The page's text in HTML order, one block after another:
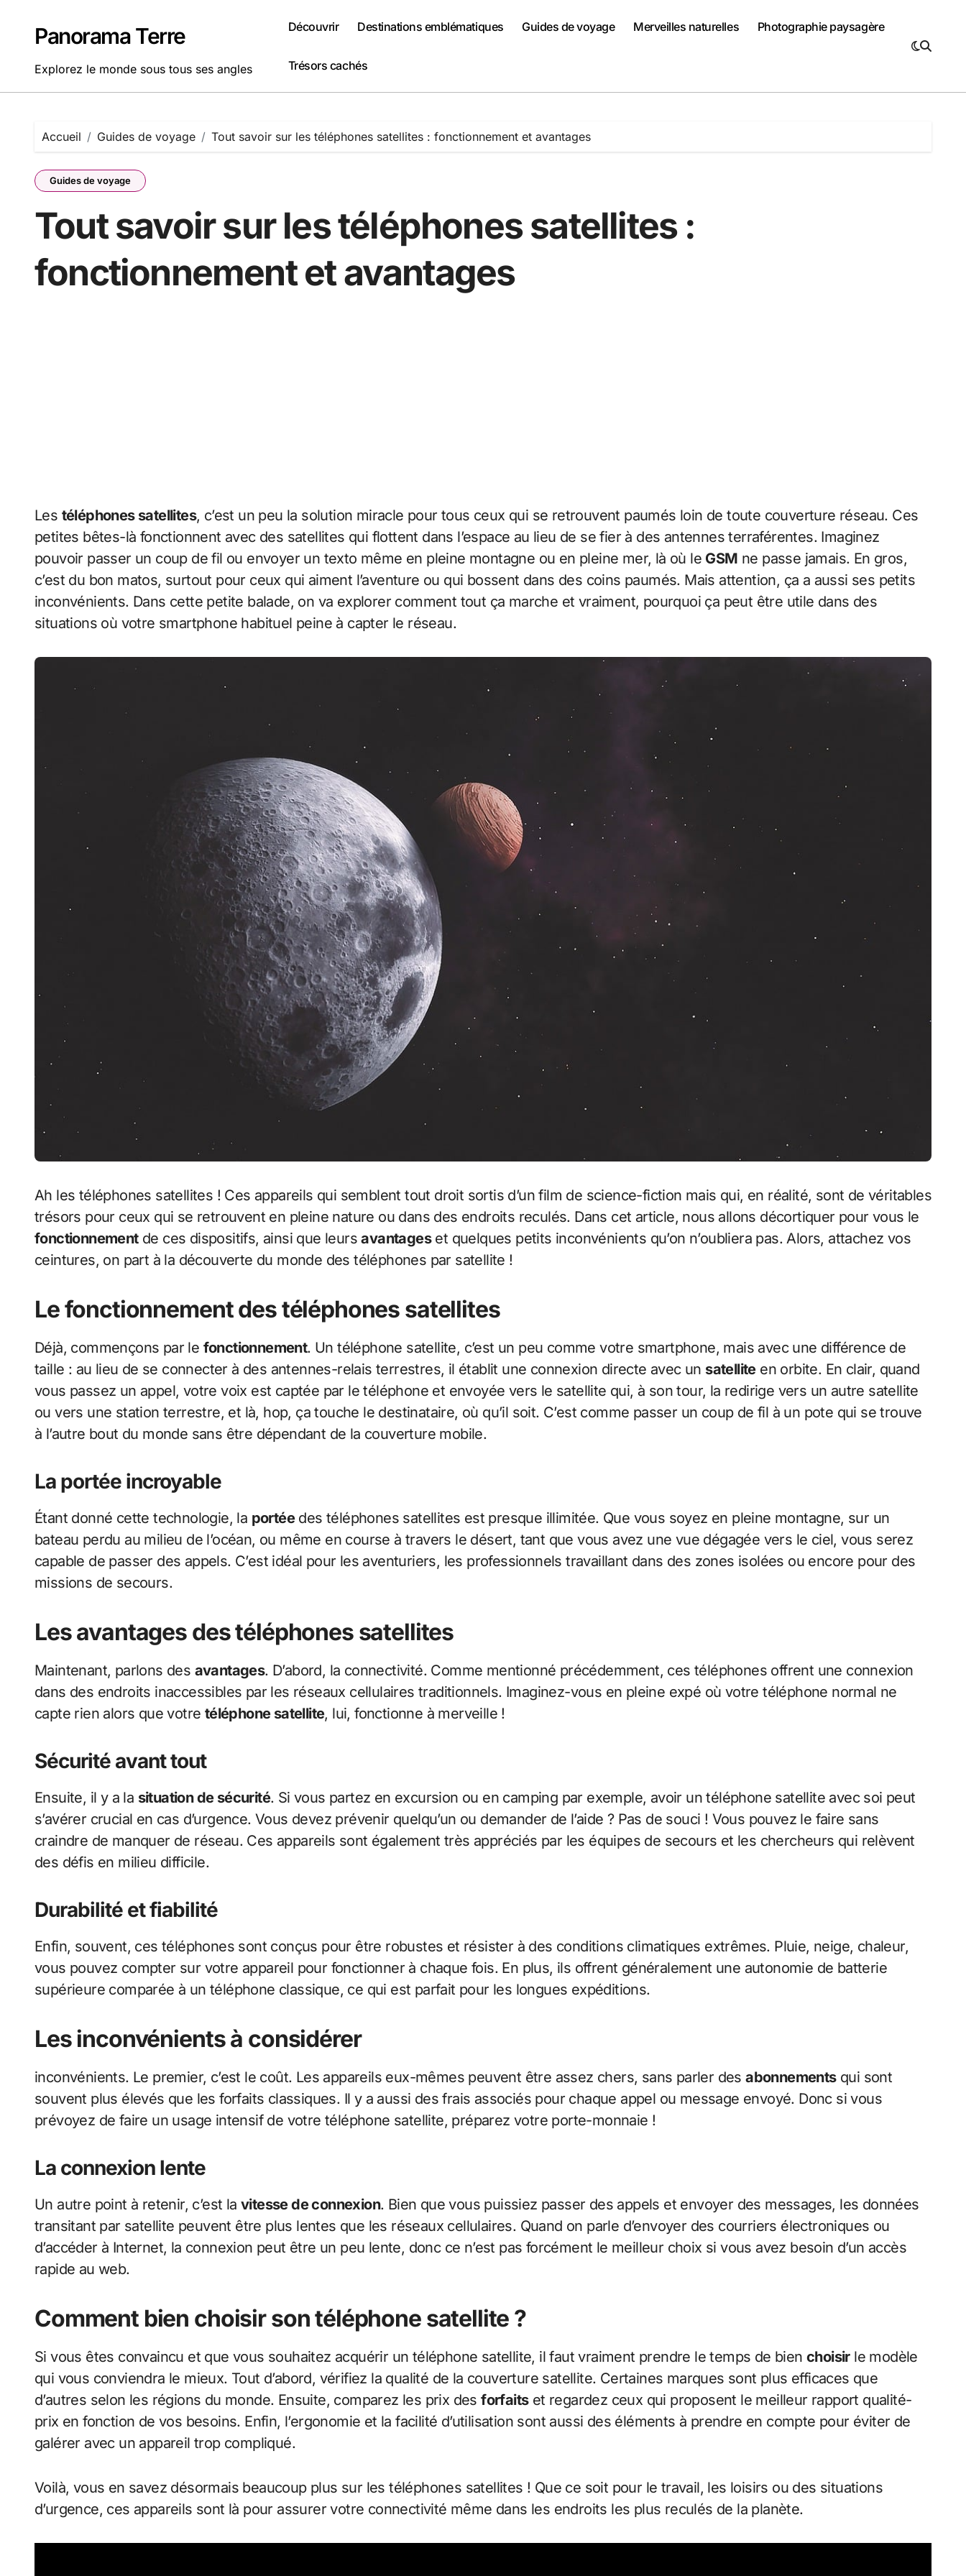
contenuPanorama Terre
Explorez le monde sous tous ses angles
Découvrir Destinations emblématiques Guides de voyage Merveilles naturelles Photographie paysagère
Trésors cachés
Accueil Guides de voyage Tout savoir sur les téléphones satellites : fonctionnement et avantages
Guides de voyage
Tout savoir sur les téléphones satellites :
fonctionnement et avantages
Les téléphones satellites, c’est un peu la solution miracle pour tous ceux qui se retrouvent paumés loin de toute couverture réseau. Ces
petites bêtes-là fonctionnent avec des satellites qui flottent dans l’espace au lieu de se fier à des antennes terraférentes. Imaginez
pouvoir passer un coup de fil ou envoyer un texto même en pleine montagne ou en pleine mer, là où le GSM ne passe jamais. En gros,
c’est du bon matos, surtout pour ceux qui aiment l’aventure ou qui bossent dans des coins paumés. Mais attention, ça a aussi ses petits
inconvénients. Dans cette petite balade, on va explorer comment tout ça marche et vraiment, pourquoi ça peut être utile dans des
situations où votre smartphone habituel peine à capter le réseau.
Ah les téléphones satellites ! Ces appareils qui semblent tout droit sortis d’un film de science-fiction mais qui, en réalité, sont de véritables
trésors pour ceux qui se retrouvent en pleine nature ou dans des endroits reculés. Dans cet article, nous allons décortiquer pour vous le
fonctionnementde ces dispositifs, ainsi que leursavantageset quelques petits inconvénients qu’on n’oubliera pas. Alors, attachez vos
ceintures, on part à la découverte du monde des téléphones par satellite !
Le fonctionnement des téléphones satellites
Déjà, commençons par le fonctionnement. Un téléphone satellite, c’est un peu comme votre smartphone, mais avec une différence de
taille : au lieu de se connecter à des antennes-relais terrestres, il établit une connexion directe avec un satelliteen orbite. En clair, quand
vous passez un appel, votre voix est captée par le téléphone et envoyée vers le satellite qui, à son tour, la redirige vers un autre satellite
ou vers une station terrestre, et là, hop, ça touche le destinataire, où qu’il soit. C’est comme passer un coup de fil à un pote qui se trouve
à l’autre bout du monde sans être dépendant de la couverture mobile.
La portée incroyable
Étant donné cette technologie, la portéedes téléphones satellites est presque illimitée. Que vous soyez en pleine montagne, sur un
bateau perdu au milieu de l’océan, ou même en course à travers le désert, tant que vous avez une vue dégagée vers le ciel, vous serez
capable de passer des appels. C’est idéal pour les aventuriers, les professionnels travaillant dans des zones isolées ou encore pour des
missions de secours.
Les avantages des téléphones satellites
Maintenant, parlons des avantages. D’abord, la connectivité. Comme mentionné précédemment, ces téléphones offrent une connexion
dans des endroits inaccessibles par les réseaux cellulaires traditionnels. Imaginez-vous en pleine expé où votre téléphone normal ne
capte rien alors que votre téléphone satellite, lui, fonctionne à merveille !
Sécurité avant tout
Ensuite, il y a la situation de sécurité. Si vous partez en excursion ou en camping par exemple, avoir un téléphone satellite avec soi peut
s’avérer crucial en cas d’urgence. Vous devez prévenir quelqu’un ou demander de l’aide ? Pas de souci ! Vous pouvez le faire sans
craindre de manquer de réseau. Ces appareils sont également très appréciés par les équipes de secours et les chercheurs qui relèvent
des défis en milieu difficile.
Durabilité et fiabilité
Enfin, souvent, ces téléphones sont conçus pour être robustes et résister à des conditions climatiques extrêmes. Pluie, neige, chaleur,
vous pouvez compter sur votre appareil pour fonctionner à chaque fois. En plus, ils offrent généralement une autonomie de batterie
supérieure comparée à un téléphone classique, ce qui est parfait pour les longues expéditions.
Les inconvénients à considérer
inconvénients. Le premier, c’est le coût. Les appareils eux-mêmes peuvent être assez chers, sans parler desabonnementsqui sont
souvent plus élevés que les forfaits classiques. Il y a aussi des frais associés pour chaque appel ou message envoyé. Donc si vous
prévoyez de faire un usage intensif de votre téléphone satellite, préparez votre porte-monnaie !
La connexion lente
Un autre point à retenir, c’est la vitesse de connexion. Bien que vous puissiez passer des appels et envoyer des messages, les données
transitant par satellite peuvent être plus lentes que les réseaux cellulaires. Quand on parle d’envoyer des courriers électroniques ou
d’accéder à Internet, la connexion peut être un peu lente, donc ce n’est pas forcément le meilleur choix si vous avez besoin d’un accès
rapide au web.
Comment bien choisir son téléphone satellite ?
Si vous êtes convaincu et que vous souhaitez acquérir un téléphone satellite, il faut vraiment prendre le temps de bienchoisirle modèle
qui vous conviendra le mieux. Tout d’abord, vérifiez la qualité de la couverture satellite. Certaines marques sont plus efficaces que
d’autres selon les régions du monde. Ensuite, comparez les prix desforfaitset regardez ceux qui proposent le meilleur rapport qualité-
prix en fonction de vos besoins. Enfin, l’ergonomie et la facilité d’utilisation sont aussi des éléments à prendre en compte pour éviter de
galérer avec un appareil trop compliqué.
Voilà, vous en savez désormais beaucoup plus sur les téléphones satellites ! Que ce soit pour le travail, les loisirs ou des situations
d’urgence, ces appareils sont là pour assurer votre connectivité même dans les endroits les plus reculés de la planète.